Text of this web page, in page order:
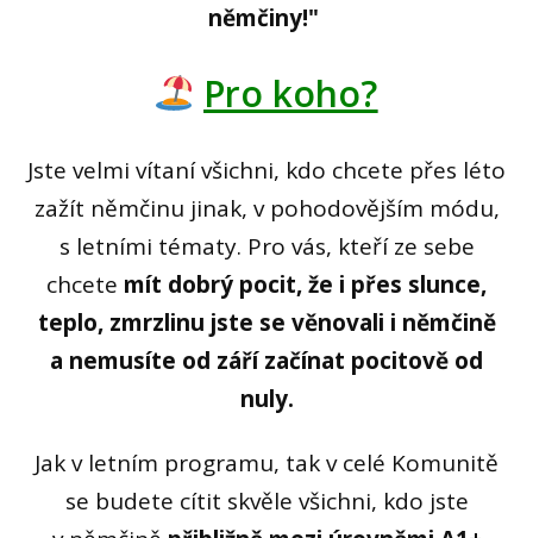
němčiny!"
Pro koho?
Jste velmi vítaní všichni, kdo chcete přes léto
zažít němčinu jinak, v pohodovějším módu,
s letními tématy. Pro vás, kteří ze sebe
chcete mít dobrý pocit, že i přes slunce,
teplo, zmrzlinu jste se věnovali i němčině
a nemusíte od září začínat pocitově od
nuly.
Jak v letním programu, tak v celé Komunitě
se budete cítit skvěle všichni, kdo jste